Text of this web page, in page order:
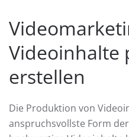
Videoinhalte
erstellen
Die Produktion von
anspruchsvollste Form